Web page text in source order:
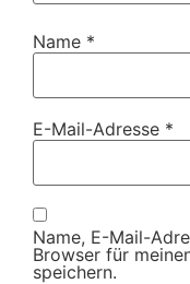
Name *
E-Mail-Adresse *
Name, E-Mail-
Browser für
speichern.